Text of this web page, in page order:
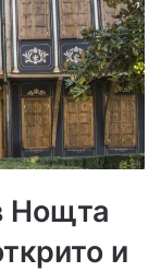
Нощта
и